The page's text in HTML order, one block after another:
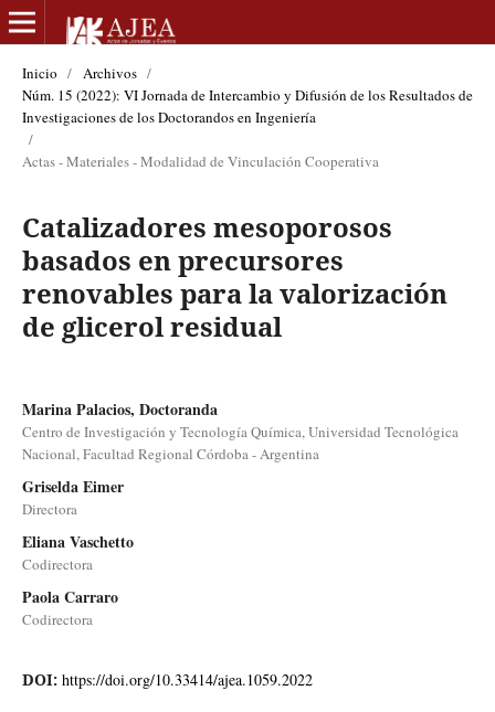
Inicio / Archivos /
Núm. 15 (2022): VI Jornada de Intercambio y Difusión de los Resultados de
Investigaciones de los Doctorandos en Ingeniería
/
Actas - Materiales - Modalidad de Vinculación Cooperativa
Catalizadores mesoporosos
basados en precursores
renovables para la valorización
de glicerol residual
Marina Palacios, Doctoranda
Centro de Investigación y Tecnología Química, Universidad Tecnológica
Nacional, Facultad Regional Córdoba - Argentina
Griselda Eimer
Directora
Eliana Vaschetto
Codirectora
Paola Carraro
Codirectora
DOI: https://doi.org/10.33414/ajea.1059.2022